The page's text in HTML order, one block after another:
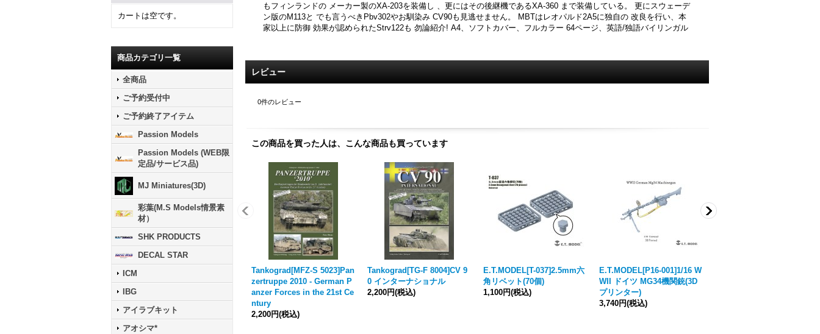
カートは空です。
商品カテゴリ一覧
全商品
ご予約受付中
ご予約終了アイテム
Passion Models
Passion Models (WEB限
定品/サービス品)
MJ Miniatures(3D)
彩葉(M.S Models情景素
材）
SHK PRODUCTS
DECAL STAR
ICM
IBG
アイラブキット
アオシマ*
もフィンランドの メーカー製のXA-203を装備し 、更にはその後継機であるXA-360 まで装備している。 更にスウェーデ
ン版のM113と でも言うべきPbv302やお馴染み CV90も見逃せません。 MBTはレオパルド2A5に独自の 改良を行い、本
家以上に防御 効果が認められたStrv122も 勿論紹介! A4、ソフトカバー、フルカラー 64ページ、英語/独語バイリンガル
レビュー
0件のレビュー
この商品を買った人は、こんな商品も買っています
Tankograd[MFZ-S 5023]Pan
zertruppe 2010 - German P
anzer Forces in the 21st Ce
ntury
2,200円(税込)
Tankograd[TG-F 8004]CV 9
0 インターナショナル
2,200円(税込)
E.T.MODEL[T-037]2.5mm六
角リベット(70個)
1,100円(税込)
E.T.MODEL[P16-001]1/16 W
WII ドイツ MG34機関銃(3D
プリンター)
3,740円(税込)